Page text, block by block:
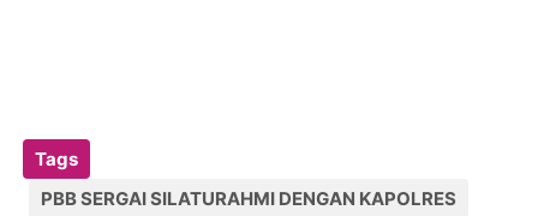
Tags
PBB SERGAI SILATURAHMI DENGAN KAPOLRES